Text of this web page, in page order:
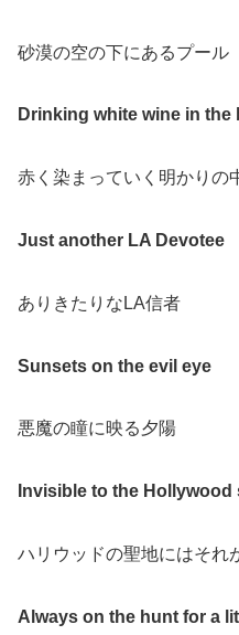
砂漠の空の下にあるプール
Drinking white wine in
赤く染まっていく明かりの
Just another LA Devotee
ありきたりなLA信者
Sunsets on the evil eye
悪魔の瞳に映る夕陽
Invisible to the Hollywood
ハリウッドの聖地にはそれ
Always on the hunt for a